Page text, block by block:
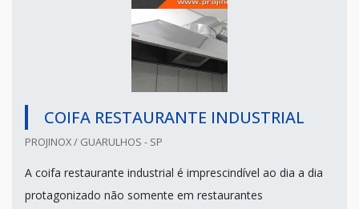
COIFA RESTAURANTE INDUSTRIAL
PROJINOX / GUARULHOS - SP
A coifa restaurante industrial é imprescindível ao dia a dia
protagonizado não somente em restaurantes